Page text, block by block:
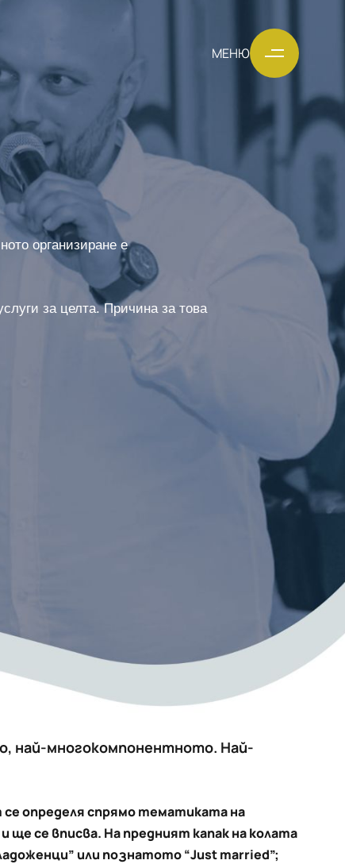
МЕНЮ
организиране е
за целта. Причина за това
най-многокомпонентното. Най-
определя спрямо тематиката на
се вписва. На предният капак на колата
или познатото “Just married”;